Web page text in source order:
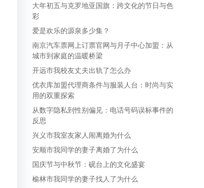
大年初五与克罗地亚国旗：跨文化的节日与色
彩
爱是欢乐的源泉多少集？
南京汽车票网上订票官网与月子中心加盟：从
城市到家庭的温暖桥梁
开远市我校友丈夫出轨了怎么办
优衣库加盟代理商条件与服装人台：时尚与实
用的双重探索
从数字隐私到性别偏见：电话号码误标事件的
反思
兴义市我室友家人闹离婚为什么
安顺市我同学的妻子离婚了为什么
国庆节与中秋节：砚台上的文化盛宴
榆林市我同学的妻子找人了为什么